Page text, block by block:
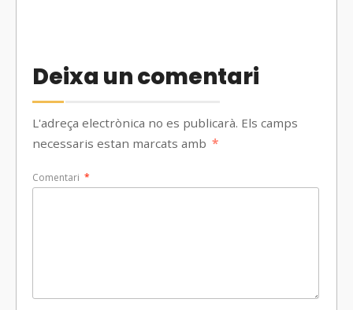
Deixa un comentari
L'adreça electrònica no es publicarà. Els camps
necessaris estan marcats amb *
Comentari *